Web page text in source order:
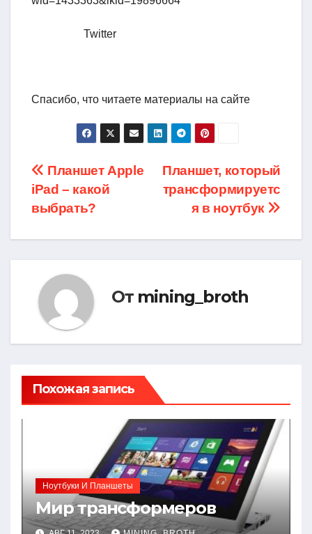
Twitter
Спасибо, что читаете материалы на сайте
Навигация
по
записям
Планшет, который
трансформируетс
я в ноутбук
Планшет Apple
iPad – какой
выбрать?
От mining_broth
Похожая запись
Ноутбуки И Планшеты
Мир трансформеров